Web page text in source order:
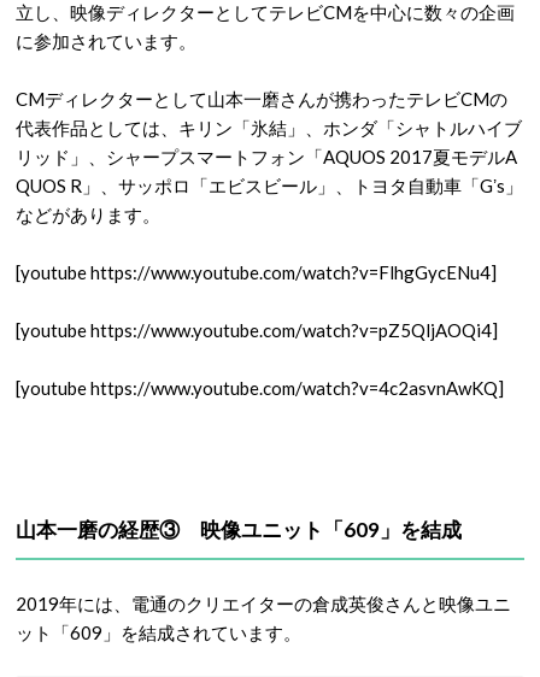
立し、映像ディレクターとしてテレビCMを中心に数々の企画
に参加されています。
CMディレクターとして山本一磨さんが携わったテレビCMの
代表作品としては、キリン「氷結」、ホンダ「シャトルハイブ
リッド」、シャープスマートフォン「AQUOS 2017夏モデルA
QUOS R」、サッポロ「エビスビール」、トヨタ自動車「Gʼs」
などがあります。
[youtube https://www.youtube.com/watch?v=FlhgGycENu4]
[youtube https://www.youtube.com/watch?v=pZ5QljAOQi4]
[youtube https://www.youtube.com/watch?v=4c2asvnAwKQ]
山本一磨の経歴③ 映像ユニット「609」を結成
2019年には、電通のクリエイターの倉成英俊さんと映像ユニ
ット「609」を結成されています。